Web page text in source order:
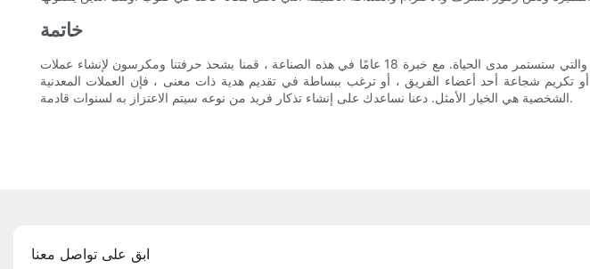
خاتمة
في الختام ، يعد فن العملات المعدنية المخصصة للفنون الشخصية وسيلة خاصة لصياغة ذكريات فريدة من نوعها والتي ستستمر مدى الحياة. مع خبرة 18 عامًا في هذه الصناعة ، قمنا بشحذ حرفتنا ومكرسون لإنشاء عملات
تكريم شجاعة أحد أعضاء الفريق ، أو ترغب ببساطة في تقديم هدية ذات معنى ، فإن العملات المعدنية
الشخصية هي الخيار الأمثل. دعنا نساعدك على إنشاء تذكار فريد من نوعه سيتم الاعتزاز به لسنوات قادمة.
ابق على تواصل معنا